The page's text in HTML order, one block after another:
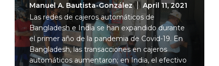
Manuel A. Bautista-González
April 11, 2021
Las redes de cajeros automáticos de
Bangladesh e India se han expandido durante
el primer año de la pandemia de Covid-19. En
Bangladesh, las transacciones en cajeros
automáticos aumentaron; en India, el efectivo